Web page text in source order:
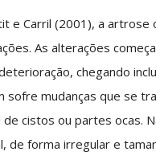
a osteoartrose de quadril é menos prevalente, com discreta predominância no homem. No Brasil, dados obtidos junto ao Instituto Nacional de Previdência Social mostraram que, em 1974, as doenças osteoarticulares foram responsáveis por 10,6% das faltas ao trabalho (ocupando o terceiro lugar das causas de incapacidade, após as doenças mentais e as cardiovasculares). A osteoartrose foi, portanto, o motivo do impedimento laborativo em 7,8% dos casos (YOSHINARI; BONFÁ, 2000). É de etiologia desconhecida, embora se acredite que haja um componente genético, ou podendo surgir através de traumatismos, micro-traumas de repetição, sobrecarga, hiperfrouxidão ligamentar e anomalias congênitas (SERRA, PETIT e CARRIL, 2001). Salter (1985), relata que o sintoma predominante é a dor que surge do osso, assim como da membrana sinovial e da cápsula fibrosa. A dor, a princípio sutil e mais tarde intensa, é intermitente. Agravada pelo movimento articular (“efeito de fricção”), se alivia com o repouso. Eventualmente, porém, o paciente pode inclusive apresentar “dor em repouso”, provavelmente relacionada com a hiperemia do osso subcondral. O paciente se torna consciente de que seus movimentos articulares já não são uniformes e que estão associados a vários tipos de crepitação articular, tais como rangidos, chiados e estalos. A articulação tende a se tornar rígida após certo período de repouso, fenômeno denominado gelitificação articular. A articulação comprometida perde cada vez mais o movimento, de forma gradual; eventualmente pode tornar-se tão rígida que a dor (associada a movimento) diminui (SALTER, 1985). No exame físico, a articulação comprometida mostra-se dolorosa à palpação e mobilização. Os sinais inflamatórios habitualmente são brandos, quase sempre não passando de um discreto edema. Em alguns casos, há derrame articular. Osteófitos podem ser identificados quando proeminentes, como um alargamento ou uma protuberância na interlinha articular de consistência rígida (YOSHINARI; BONFÁ, 2000). A musculatura correspondente à articulação pode estar hipotrofiada. A amplitude do movimento articular pode ficar reduzida. As ocorrências de evolução mais grave mostram perda completa de movimento, deterioração da função articular e até anquilose. Deformidade, falta de alinhamento e instabilidades articulares podem acontecer (YOSHINARI; BONFÁ, 2000). Borg (2000), conceitua a dor como um termo antiqüíssimo e bem